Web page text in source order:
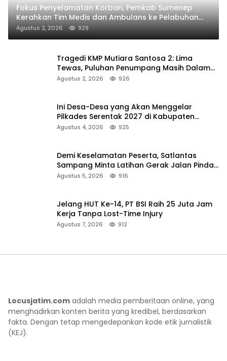
Fokus Penyelamatan Korban, Pemkab Sumenep
Kerahkan Tim Medis dan Ambulans ke Pelabuhan
Kalianget
Agustus 2, 2026 929
Tragedi KMP Mutiara Santosa 2: Lima
Tewas, Puluhan Penumpang Masih Dalam
Pencarian
Agustus 2, 2026 926
Ini Desa-Desa yang Akan Menggelar
Pilkades Serentak 2027 di Kabupaten
Sumenep
Agustus 4, 2026 925
Demi Keselamatan Peserta, Satlantas
Sampang Minta Latihan Gerak Jalan Pindah
ke Lokasi Aman
Agustus 5, 2026 916
Jelang HUT Ke-14, PT BSI Raih 25 Juta Jam
Kerja Tanpa Lost-Time Injury
Agustus 7, 2026 912
Locusjatim.com adalah media pemberitaan online, yang
menghadirkan konten berita yang kredibel, berdasarkan
fakta. Dengan tetap mengedepankan kode etik jurnalistik
(KEJ).